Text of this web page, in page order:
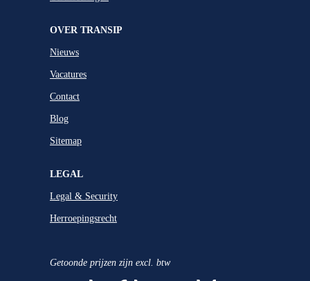
OVER TRANSIP
Nieuws
Vacatures
Contact
Blog
Sitemap
LEGAL
Legal & Security
Herroepingsrecht
Getoonde prijzen zijn excl. btw